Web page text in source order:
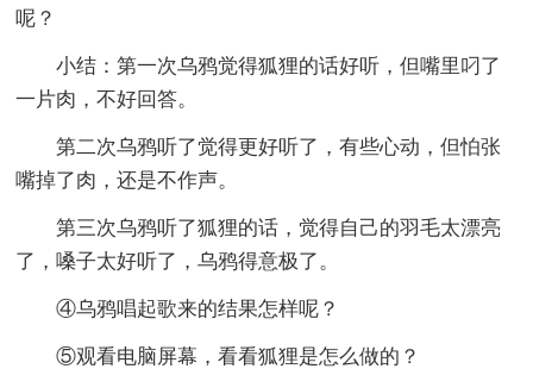
呢？
小结：第一次乌鸦觉得狐狸的话好听，但嘴里叼了
一片肉，不好回答。
第二次乌鸦听了觉得更好听了，有些心动，但怕张
嘴掉了肉，还是不作声。
第三次乌鸦听了狐狸的话，觉得自己的羽毛太漂亮
了，嗓子太好听了，乌鸦得意极了。
④乌鸦唱起歌来的结果怎样呢？
⑤观看电脑屏幕，看看狐狸是怎么做的？